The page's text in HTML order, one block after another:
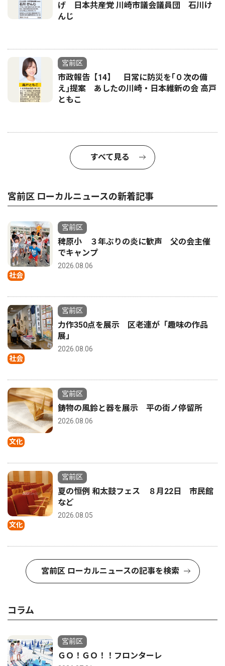
げ 日本共産党 川崎市議会議員団 石川け
んじ
宮前区
市政報告【14】 日常に防災を｢０次の備
え｣提案 あしたの川崎・日本維新の会 高戸
ともこ
すべて見る
宮前区 ローカルニュースの新着記事
社会
宮前区
稗原小 ３年ぶりの炎に歓声 父の会主催
でキャンプ
2026.08.06
社会
宮前区
力作350点を展示 区老連が「趣味の作品
展」
2026.08.06
文化
宮前区
鋳物の風鈴と器を展示 平の街ノ停留所
2026.08.06
文化
宮前区
夏の恒例 和太鼓フェス ８月22日 市民館
など
2026.08.05
宮前区 ローカルニュースの記事を検索
コラム
宮前区
ＧＯ！ＧＯ！！フロンターレ